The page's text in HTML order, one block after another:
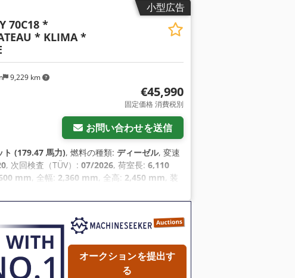
小型広告
9,229 km
70C18 *
* KLIMA *
€45,990
固定価格 消費税別
お問い合わせを送信
ト (179.47 馬力), 燃料の種類: ディーゼル, 変速
, 次回検査（TÜV）: 07/2026, 荷室長: 6,110
mm, 全幅: 2,360 mm, 全高: 2,450 mm, 装
制御プログラム (ESP)
オークションを提出す
る